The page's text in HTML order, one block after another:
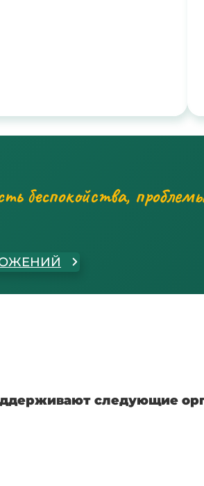
беспокойства,
следующие